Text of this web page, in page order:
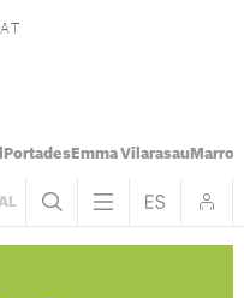
PortadesEmma Vilarasau